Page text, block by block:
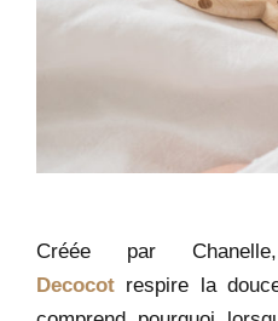
Créée par
Decocot respire la